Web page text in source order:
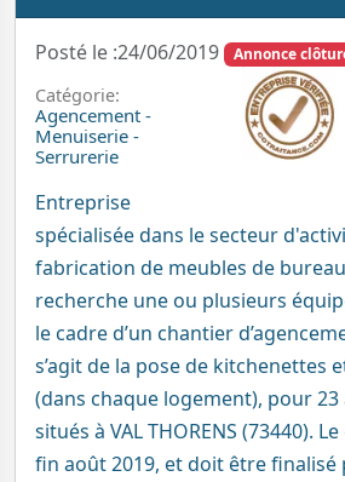
Posté le :24/06/2019 Annonce
Catégorie:
Agencement -
Menuiserie -
Serrurerie
Entreprise
spécialisée dans le secteur
fabrication de meubles de
recherche une ou plusieurs
le cadre d’un chantier
s’agit de la pose de kitchenettes
(dans chaque logement), pour
situés à VAL THORENS (73440).
fin août 2019, et doit être finalisé